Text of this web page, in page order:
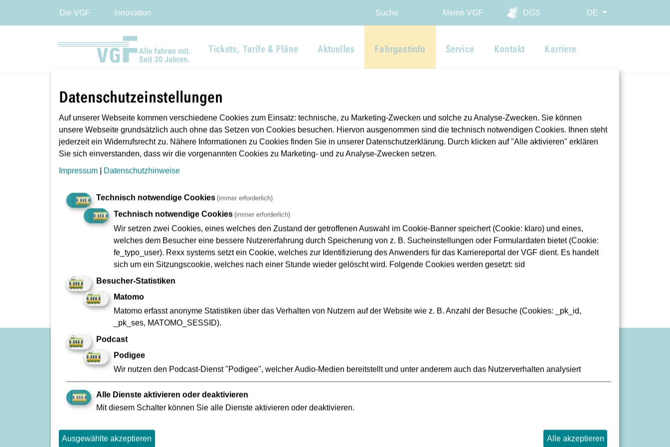
Die VGF
Innovation Suche Meine VGF DGS DE
Tickets, Tarife & Pläne Aktuelles Fahrgastinfo Service Kontakt Karriere
Sie sind hier: VGF Fahrgastinfo
Planmäßiger Betrieb
Längere Reisezeiten/Verspätung
Störung
Geplante Arbeiten/Ereignisse
Impressum
Zu den Geschäftsberichten
Kontakt
Fundbüro
Compliance
Verbraucherschlichtung
Ebbelwei-Expreß
Erklärung zur Barrierefreiheit
Infos in Leichter Sprache
Datenschutzeinstellungen
Auf unserer Webseite kommen verschiedene Cookies zum Einsatz: technische, zu Marketing-Zwecken und solche zu Analyse-Zwecken. Sie können
unsere Webseite grundsätzlich auch ohne das Setzen von Cookies besuchen. Hiervon ausgenommen sind die technisch notwendigen Cookies. Ihnen steht
jederzeit ein Widerrufsrecht zu. Nähere Informationen zu Cookies finden Sie in unserer Datenschutzerklärung. Durch klicken auf "Alle aktivieren" erklären
Sie sich einverstanden, dass wir die vorgenannten Cookies zu Marketing- und zu Analyse-Zwecken setzen.
Impressum
Datenschutzhinweise
Technisch notwendige Cookies (immer erforderlich)
Technisch notwendige Cookies (immer erforderlich)
Wir setzen zwei Cookies, eines welches den Zustand der getroffenen Auswahl im Cookie-Banner speichert (Cookie: klaro) und eines,
welches dem Besucher eine bessere Nutzererfahrung durch Speicherung von z. B. Sucheinstellungen oder Formulardaten bietet (Cookie:
fe_typo_user). Rexx systems setzt ein Cookie, welches zur Identifizierung des Anwenders für das Karriereportal der VGF dient. Es handelt
sich um ein Sitzungscookie, welches nach einer Stunde wieder gelöscht wird. Folgende Cookies werden gesetzt: sid
Besucher-Statistiken
Matomo
Matomo erfasst anonyme Statistiken über das Verhalten von Nutzern auf der Website wie z. B. Anzahl der Besuche (Cookies: _pk_id,
_pk_ses, MATOMO_SESSID).
Podcast
Podigee
Wir nutzen den Podcast-Dienst "Podigee", welcher Audio-Medien bereitstellt und unter anderem auch das Nutzerverhalten analysiert
Alle Dienste aktivieren oder deaktivieren
Mit diesem Schalter können Sie alle Dienste aktivieren oder deaktivieren.
Ausgewählte akzeptieren Alle akzeptieren